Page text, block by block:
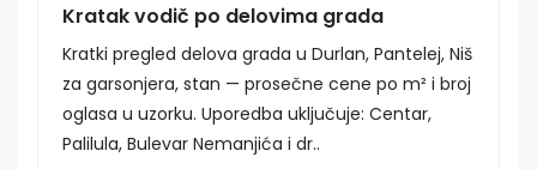
Kratak vodič po delovima grada
Kratki pregled delova grada u Durlan, Pantelej, Niš
za garsonjera, stan — prosečne cene po m² i broj
oglasa u uzorku. Uporedba uključuje: Centar,
Palilula, Bulevar Nemanjića i dr..